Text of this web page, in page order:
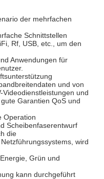
der mehrfachen
Schnittstellen
Rf, USB, etc., um den
Anwendungen für
und von
Videodienstleistungen und
Garantien QoS und
Operation
Scheibenfaserentwurf
die
wird
Grün und
kann durchgeführt